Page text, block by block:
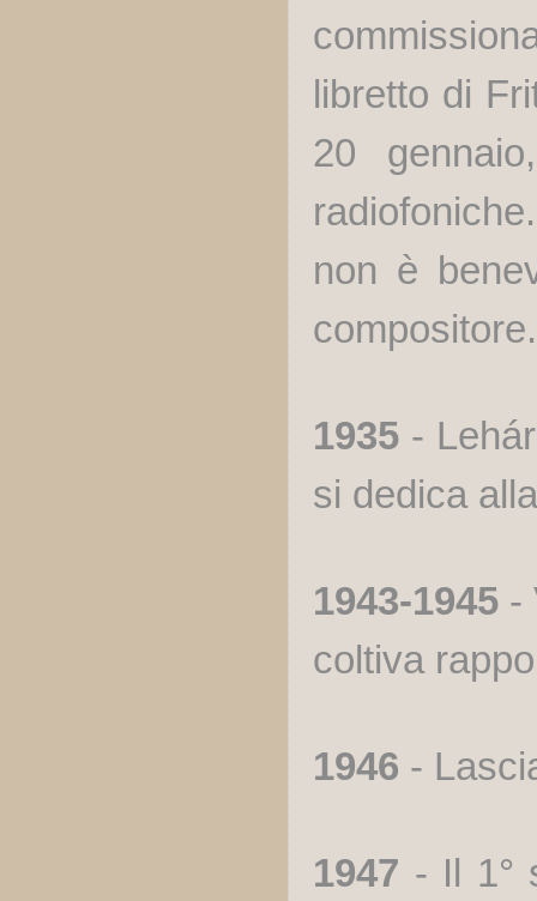
libretto di
20
non è
compositore.
1935 -
si dedica
1943-1945 -
coltiva
1946 -
1947 - Il 1°